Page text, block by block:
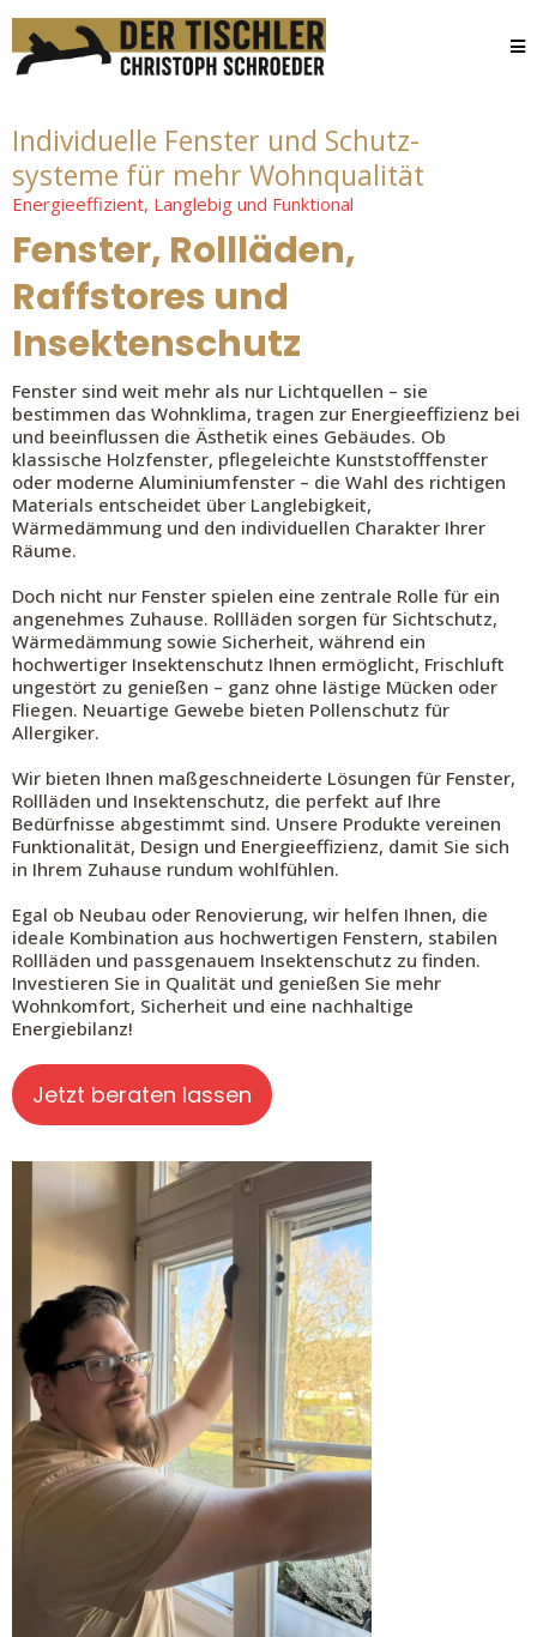
Individuelle Fenster und Schutz-
systeme für mehr Wohnqualität
Energieeffizient, Langlebig und Funktional
Fenster, Rollläden,
Raffstores und
Insektenschutz
Fenster sind weit mehr als nur Lichtquellen – sie
bestimmen das Wohnklima, tragen zur Energieeffizienz bei
und beeinflussen die Ästhetik eines Gebäudes. Ob
klassische Holzfenster, pflegeleichte Kunststofffenster
oder moderne Aluminiumfenster – die Wahl des richtigen
Materials entscheidet über Langlebigkeit,
Wärmedämmung und den individuellen Charakter Ihrer
Räume.
Doch nicht nur Fenster spielen eine zentrale Rolle für ein
angenehmes Zuhause. Rollläden sorgen für Sichtschutz,
Wärmedämmung sowie Sicherheit, während ein
hochwertiger Insektenschutz Ihnen ermöglicht, Frischluft
ungestört zu genießen – ganz ohne lästige Mücken oder
Fliegen. Neuartige Gewebe bieten Pollenschutz für
Allergiker.
Wir bieten Ihnen maßgeschneiderte Lösungen für Fenster,
Rollläden und Insektenschutz, die perfekt auf Ihre
Bedürfnisse abgestimmt sind. Unsere Produkte vereinen
Funktionalität, Design und Energieeffizienz, damit Sie sich
in Ihrem Zuhause rundum wohlfühlen.
Egal ob Neubau oder Renovierung, wir helfen Ihnen, die
ideale Kombination aus hochwertigen Fenstern, stabilen
Rollläden und passgenauem Insektenschutz zu finden.
Investieren Sie in Qualität und genießen Sie mehr
Wohnkomfort, Sicherheit und eine nachhaltige
Energiebilanz!
Jetzt beraten lassen